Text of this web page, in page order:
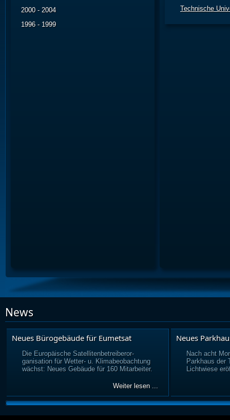
2000 - 2004
1996 - 1999
Technische
News
Neues Bürogebäude für Eumetsat
Die Europäische Satellitenbetreiberor-
ganisation für Wetter- u. Klimabeobachtung
wächst: Neues Gebäude für 160 Mitarbeiter.
Weiter lesen ...
Neues
Nach acht
Parkhaus der
Lichtwiese